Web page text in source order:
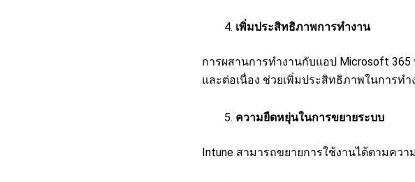
เพิ่มประสิทธิภาพการทำงาน
การผสานการทำงานกับแอป Microsoft
และต่อเนื่อง ช่วยเพิ่มประสิทธิภาพในการท
ความยืดหยุ่นในการขยายระบบ
Intune สามารถขยายการใช้งานได้ตามคว